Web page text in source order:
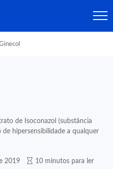
de Isoconazol (substância
hipersensibilidade a qualquer
2019 10 minutos para ler